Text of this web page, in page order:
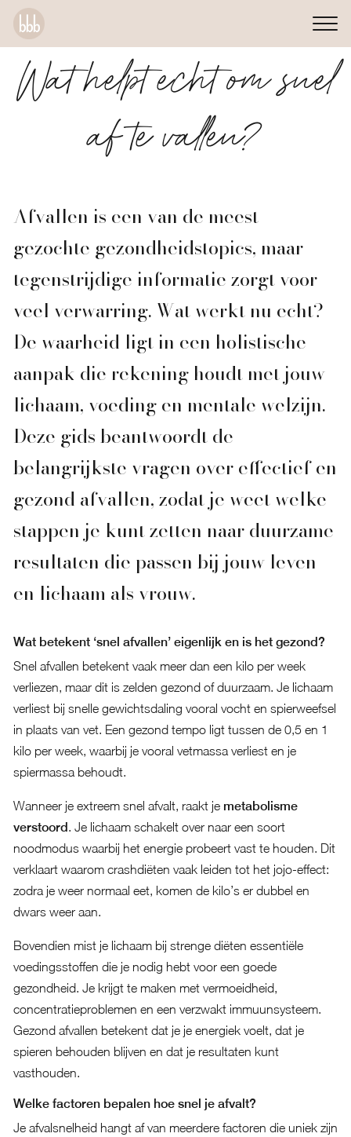
Wat helpt echt om snel
af te vallen?
Afvallen is een van de meest
gezochte gezondheidstopics, maar
tegenstrijdige informatie zorgt voor
veel verwarring. Wat werkt nu echt?
De waarheid ligt in een holistische
aanpak die rekening houdt met jouw
lichaam, voeding en mentale welzijn.
Deze gids beantwoordt de
belangrijkste vragen over effectief en
gezond afvallen, zodat je weet welke
stappen je kunt zetten naar duurzame
resultaten die passen bij jouw leven
en lichaam als vrouw.
Wat betekent ‘snel afvallen’ eigenlijk en is het gezond?
Snel afvallen betekent vaak meer dan een kilo per week
verliezen, maar dit is zelden gezond of duurzaam. Je lichaam
verliest bij snelle gewichtsdaling vooral vocht en spierweefsel
in plaats van vet. Een gezond tempo ligt tussen de 0,5 en 1
kilo per week, waarbij je vooral vetmassa verliest en je
spiermassa behoudt.
Wanneer je extreem snel afvalt, raakt je metabolisme
verstoord. Je lichaam schakelt over naar een soort
noodmodus waarbij het energie probeert vast te houden. Dit
verklaart waarom crashdiëten vaak leiden tot het jojo-effect:
zodra je weer normaal eet, komen de kilo’s er dubbel en
dwars weer aan.
Bovendien mist je lichaam bij strenge diëten essentiële
voedingsstoffen die je nodig hebt voor een goede
gezondheid. Je krijgt te maken met vermoeidheid,
concentratieproblemen en een verzwakt immuunsysteem.
Gezond afvallen betekent dat je je energiek voelt, dat je
spieren behouden blijven en dat je resultaten kunt
vasthouden.
Welke factoren bepalen hoe snel je afvalt?
Je afvalsnelheid hangt af van meerdere factoren die uniek zijn